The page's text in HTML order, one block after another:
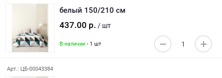
белый 150/210 см
437.00 р. / шт
В наличии - 1 шт
Арт.: ЦБ-00043384